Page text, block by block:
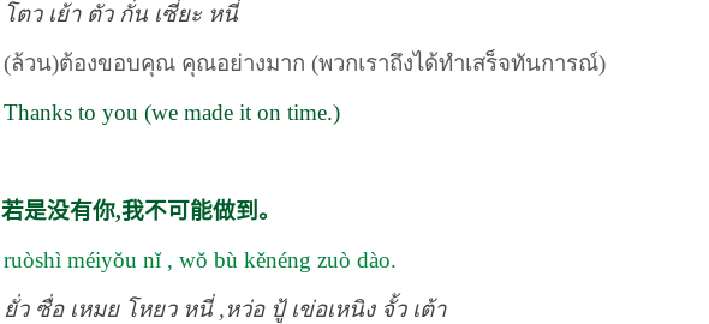
โตว เย้า ตัว กั่น เซี่ยะ หนี่
(ล้วน)ต้องขอบคุณ คุณอย่างมาก (พวกเราถึงได้ทำเสร็จทันการณ์)
Thanks to you (we made it on time.)
若是没有你,我不可能做到。
ruòshì méiyŏu nĭ , wŏ bù kěnéng zuò dào.
ยั่ว ซื่อ เหมย โหยว หนี่ ,หว่อ ปู้ เข่อเหนิง จั้ว เต้า